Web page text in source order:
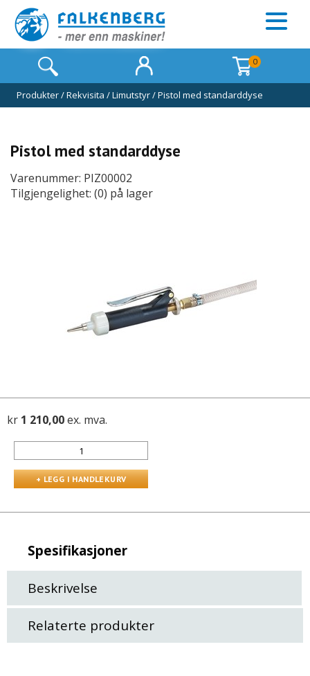
0
Produkter/Rekvisita /Limutstyr/Pistol med standarddyse
Pistol med standarddyse
Varenummer: PIZ00002
Tilgjengelighet: (0) på lager
kr 1 210,00ex. mva.
Spesifikasjoner
Beskrivelse
Relaterte produkter